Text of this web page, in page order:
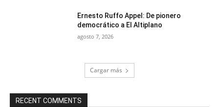
Ernesto Ruffo Appel: De pionero
democrático a El Altiplano
agosto 7, 2026
Cargar más
RECENT COMMENTS